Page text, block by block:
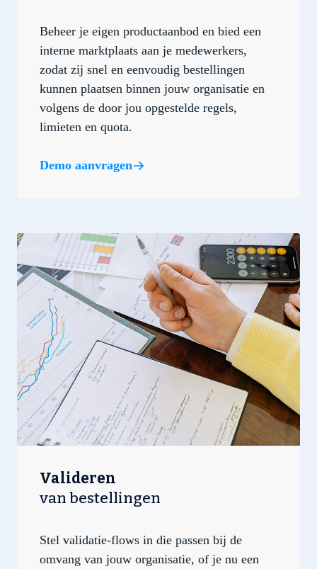
Beheer je eigen productaanbod en bied een
interne marktplaats aan je medewerkers,
zodat zij snel en eenvoudig bestellingen
kunnen plaatsen binnen jouw organisatie en
volgens de door jou opgestelde regels,
limieten en quota.
Demo aanvragen
Valideren
van bestellingen
Stel validatie-flows in die passen bij de
omvang van jouw organisatie, of je nu een